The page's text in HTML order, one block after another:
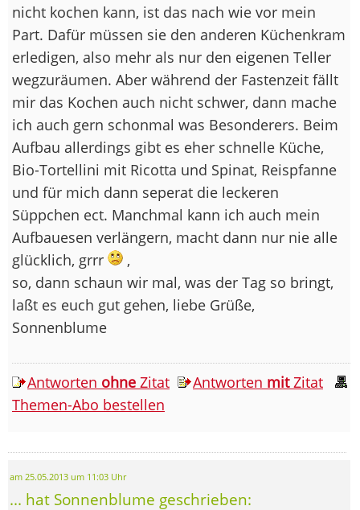
nicht kochen kann, ist das nach wie vor mein
Part. Dafür müssen sie den anderen Küchenkram
erledigen, also mehr als nur den eigenen Teller
wegzuräumen. Aber während der Fastenzeit fällt
mir das Kochen auch nicht schwer, dann mache
ich auch gern schonmal was Besonderers. Beim
Aufbau allerdings gibt es eher schnelle Küche,
Bio-Tortellini mit Ricotta und Spinat, Reispfanne
und für mich dann seperat die leckeren
Süppchen ect. Manchmal kann ich auch mein
Aufbauesen verlängern, macht dann nur nie alle
glücklich, grrr
,
so, dann schaun wir mal, was der Tag so bringt,
laßt es euch gut gehen, liebe Grüße,
Sonnenblume
Antworten ohne Zitat Antworten mitZitat
Themen-Abo bestellen
am 25.05.2013 um 11:03 Uhr
... hat Sonnenblume geschrieben: